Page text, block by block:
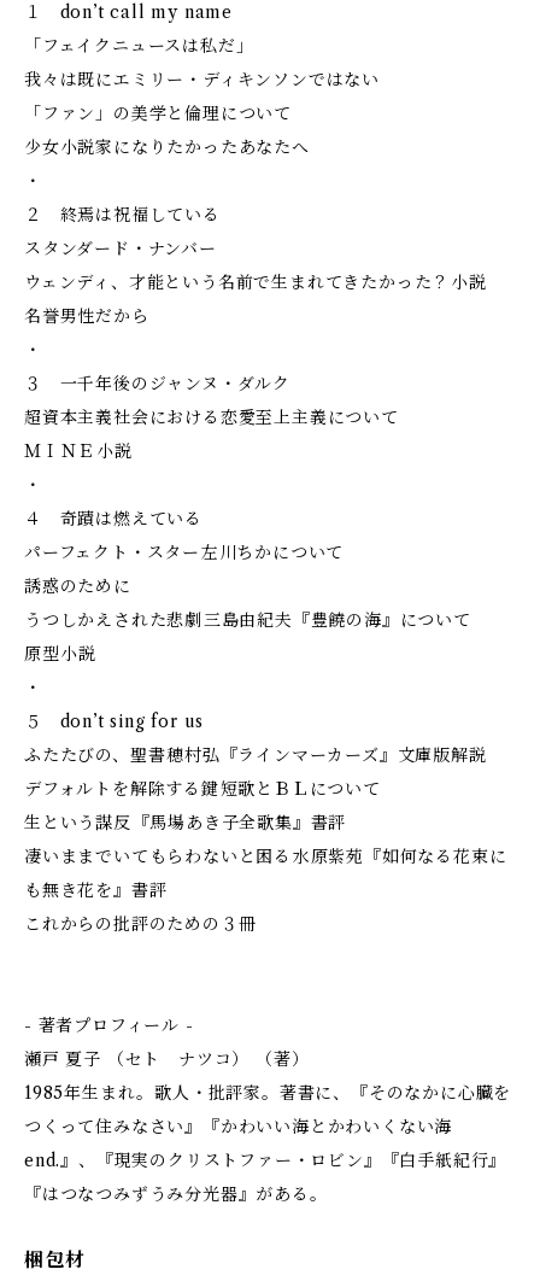
１ don’t call my name
「フェイクニュースは私だ」
我々は既にエミリー・ディキンソンではない
「ファン」の美学と倫理について
少女小説家になりたかったあなたへ
・
２ 終焉は祝福している
スタンダード・ナンバー
ウェンディ、才能という名前で生まれてきたかった？――小説
名誉男性だから
・
３ 一千年後のジャンヌ・ダルク
超資本主義社会における恋愛至上主義について
ＭＩＮＥ――小説
・
４ 奇蹟は燃えている
パーフェクト・スター――左川ちかについて
誘惑のために
うつしかえされた悲劇――三島由紀夫『豊饒の海』について
原型――小説
・
５ don’t sing for us
ふたたびの、聖書――穂村弘『ラインマーカーズ』文庫版解説
デフォルトを解除する鍵――短歌とＢＬについて
生という謀反――『馬場あき子全歌集』書評
凄いままでいてもらわないと困る――水原紫苑『如何なる花束に
も無き花を』書評
これからの批評のための３冊
- 著者プロフィール -
瀬戸 夏子 （セト ナツコ） （著）
1985年生まれ。歌人・批評家。著書に、『そのなかに心臓を
つくって住みなさい』『かわいい海とかわいくない海
end.』、『現実のクリストファー・ロビン』『白手紙紀行』
『はつなつみずうみ分光器』がある。
梱包材